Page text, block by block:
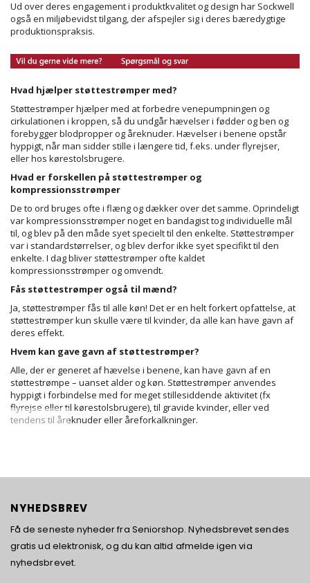
Ud over deres engagement i produktkvalitet og design har Sockwell
også en miljøbevidst tilgang, der afspejler sig i deres bæredygtige
produktionspraksis.
Hvad hjælper støttestrømper med?
Støttestrømper hjælper med at forbedre venepumpningen og
cirkulationen i kroppen, så du undgår hævelser i fødder og ben og
forebygger blodpropper og åreknuder. Hævelser i benene opstår
hyppigt, når man sidder stille i længere tid, f.eks. under flyrejser,
eller hos kørestolsbrugere.
Hvad er forskellen på støttestrømper og
kompressionsstrømper
De to ord bruges ofte i flæng og dækker over det samme. Oprindeligt
var kompressionsstrømper noget en bandagist tog individuelle mål
til, og blev på den måde syet specielt til den enkelte. Støttestrømper
var i standardstørrelser, og blev derfor ikke syet specifikt til den
enkelte. I dag bliver støttestrømper ofte kaldet
kompressionsstrømper og omvendt.
Fås støttestrømper også til mænd?
Ja, støttestrømper fås til alle køn! Det er en helt forkert opfattelse, at
støttestrømper kun skulle være til kvinder, da alle kan have gavn af
deres effekt.
Hvem kan gave gavn af støttestrømper?
Alle, der er generet af hævelse i benene, kan have gavn af en
støttestrømpe – uanset alder og køn. Støttestrømper anvendes
hyppigt i forbindelse med for meget stillesiddende aktivitet (fx
flyrejse eller til kørestolsbrugere), til gravide kvinder, eller ved
tendens til åreknuder eller åreforkalkninger.
NYHEDSBREV
Få de seneste nyheder fra Seniorshop. Nyhedsbrevet sendes
gratis ud elektronisk, og du kan altid afmelde igen via
nyhedsbrevet.